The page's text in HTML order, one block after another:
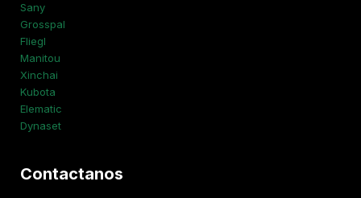
Sany
Grosspal
Fliegl
Manitou
Xinchai
Kubota
Elematic
Dynaset
Contactanos